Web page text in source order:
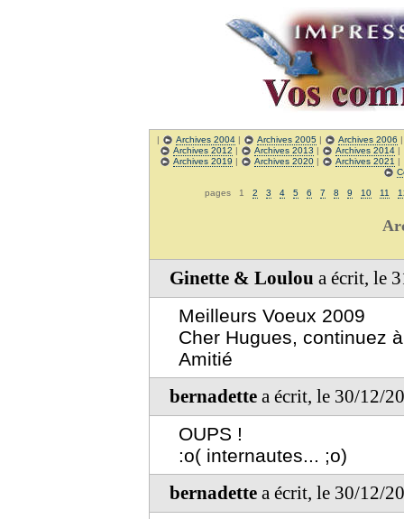
| Archives 2004 | Archives 2005 | Archives 2006
Archives 2012 | Archives 2013 | Archives 2014|
Archives 2019 | Archives 2020| Archives 2021 |
pages 1 2 3 4 5 6 7 8 9 10 11
Ginette & Loulou a écrit, le
Meilleurs Voeux 2009
Cher Hugues, continuez
Amitié
bernadette a écrit, le 30/12/
OUPS !
:o( internautes... ;o)
bernadette a écrit, le 30/12/